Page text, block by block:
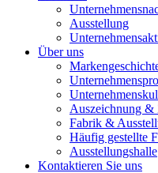
Ausstellung
Über uns
Auszeichnung &
Fabrik &
Häufig gestellte
Ausstellungshalle
Kontaktieren Sie uns